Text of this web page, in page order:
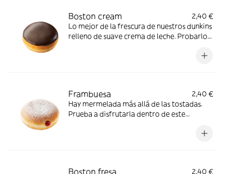
Boston cream
2,40 €
Lo mejor de la frescura de nuestros dunkins
relleno de suave crema de leche. Probarlo
Frambuesa
2,40 €
Hay mermelada más allá de las tostadas.
Prueba a disfrutarla dentro de este
Boston fresa 2,40 €